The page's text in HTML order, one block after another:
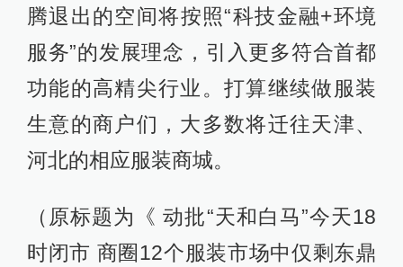
腾退出的空间将按照“科技金融+环境
服务”的发展理念，引入更多符合首都
功能的高精尖行业。打算继续做服装
生意的商户们，大多数将迁往天津、
河北的相应服装商城。
（原标题为《 动批“天和白马”今天18
时闭市 商圈12个服装市场中仅剩东鼎